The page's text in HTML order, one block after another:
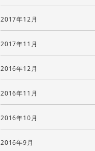
2017年12月
2017年11月
2016年12月
2016年11月
2016年10月
2016年9月